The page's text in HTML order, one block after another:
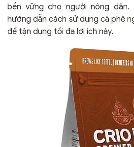
bền vững cho người nông dân.
hướng dẫn cách sử dụng cà phê
để tận dụng tối đa lợi ích này.